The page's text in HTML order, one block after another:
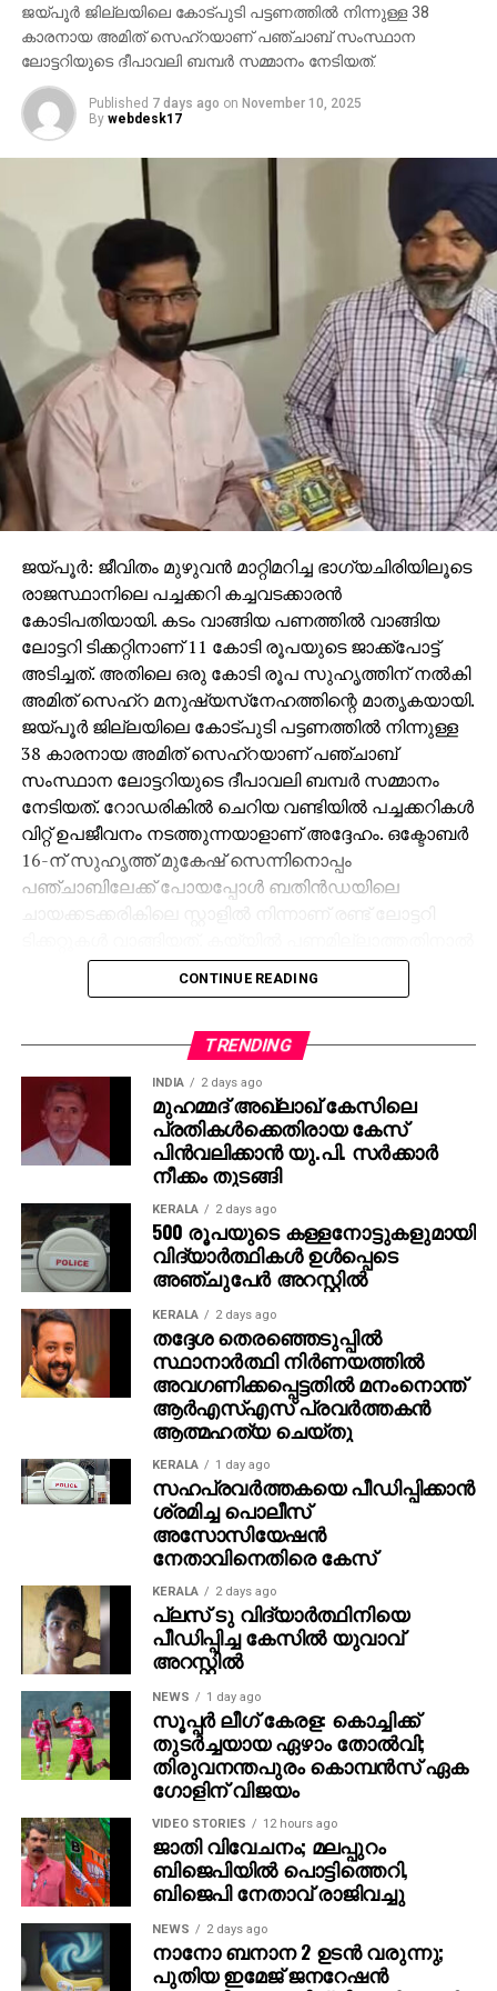
കൂടുതല്‍ ജാഗ്രത പാലിക്കണമെന്നും ഗൂഗിള്‍
വ്യക്തമാക്കി.
ജയ്പൂര്‍ ജില്ലയിലെ കോട്പുടി പട്ടണത്തില്‍ നിന്നുള്ള 38
കാരനായ അമിത് സെഹ്‌റയാണ് പഞ്ചാബ് സംസ്ഥാന
ലോട്ടറിയുടെ ദീപാവലി ബമ്പര്‍ സമ്മാനം നേടിയത്.
Published 7 days ago on November 10, 2025
By webdesk17
ജയ്പൂര്‍: ജീവിതം മുഴുവന്‍ മാറ്റിമറിച്ച ഭാഗ്യചിരിയിലൂടെ
രാജസ്ഥാനിലെ പച്ചക്കറി കച്ചവടക്കാരന്‍
കോടിപതിയായി. കടം വാങ്ങിയ പണത്തില്‍ വാങ്ങിയ
ലോട്ടറി ടിക്കറ്റിനാണ് 11 കോടി രൂപയുടെ ജാക്ക്‌പോട്ട്
അടിച്ചത്. അതിലെ ഒരു കോടി രൂപ സുഹൃത്തിന് നല്‍കി
അമിത് സെഹ്‌റ മനുഷ്യസ്‌നേഹത്തിന്റെ മാതൃകയായി.
ജയ്പൂര്‍ ജില്ലയിലെ കോട്പുടി പട്ടണത്തില്‍ നിന്നുള്ള
38 കാരനായ അമിത് സെഹ്‌റയാണ് പഞ്ചാബ്
സംസ്ഥാന ലോട്ടറിയുടെ ദീപാവലി ബമ്പര്‍ സമ്മാനം
നേടിയത്. റോഡരികില്‍ ചെറിയ വണ്ടിയില്‍ പച്ചക്കറികള്‍
വിറ്റ് ഉപജീവനം നടത്തുന്നയാളാണ് അദ്ദേഹം. ഒക്ടോബര്‍
16-ന് സുഹൃത്ത് മുകേഷ് സെന്നിനൊപ്പം
പഞ്ചാബിലേക്ക് പോയപ്പോള്‍ ബതിന്‍ഡയിലെ
മുകേഷിനോട് 1000 രൂപ കടം വാങ്ങുകയായിരുന്നു.
ഒക്ടോബര്‍ 31ന് രാത്രി 10 മണിക്ക് മുകേഷിന്റെ ഫോണ്‍
അടിച്ചതറിയുന്നത്. രണ്ടാമത്തെ ടിക്കറ്റിനും 1000 രൂപ
സമ്മാനമായി ലഭിച്ചു. ലോട്ടറി അടിച്ച വിവരം
അറിഞ്ഞപ്പോള്‍ ആദ്യം ഓര്‍ത്തത് സുഹൃത്ത്
മുകേഷിനെയായിരുന്നു. അദ്ദേഹത്തിന്റെ രണ്ട്
പെണ്‍മക്കള്‍ക്ക് 50 ലക്ഷം രൂപ വീതം ആകെ ഒരു കോടി
നല്‍കുമെന്ന് അമിത് പറഞ്ഞു. ‘ പഞ്ചാബിലേക്ക്
വരാന്‍പോലും 8,000 രൂപ കടം വാങ്ങിയിരുന്നു. അത്
ഇപ്പോള്‍ തിരിച്ചടക്കും. കോടിപതിയായെങ്കിലും ഞാന്‍
പഴയപോലെ കച്ചവടം തുടരും. ഭാര്യയുടെ ആഗ്രഹം
പോലെ സ്ഥലം വാങ്ങി വീട് പണിയും ‘ എന്നതായിരുന്നു
അമിതിന്റെ പ്രതികരണം. സാധാരണ മനുഷ്യന്റെ
മനോഹരമായ പങ്കുവെക്കലാണ് ഇപ്പോള്‍ സോഷ്യല്‍
മീഡിയയില്‍ ചര്‍ച്ചയായിരിക്കുന്നത്.
CONTINUE READING
TRENDING
INDIA 2 days ago
മുഹമ്മദ് അഖ്‌ലാഖ് കേസിലെ
പ്രതികള്‍ക്കെതിരായ കേസ്
പിന്‍വലിക്കാന്‍ യു.പി. സര്‍ക്കാര്‍
നീക്കം തുടങ്ങി
KERALA 2 days ago
500 രൂപയുടെ കള്ളനോട്ടുകളുമായി
വിദ്യാര്‍ത്ഥികള്‍ ഉള്‍പ്പെടെ
അഞ്ചുപേര്‍ അറസ്റ്റില്‍
KERALA 2 days ago
തദ്ദേശ തെരഞ്ഞെടുപ്പില്‍
സ്ഥാനാര്‍ത്ഥി നിര്‍ണയത്തില്‍
അവഗണിക്കപ്പെട്ടതില്‍ മനംനൊന്ത്
ആര്‍എസ്എസ് പ്രവര്‍ത്തകന്‍
ആത്മഹത്യ ചെയ്തു
KERALA 1 day ago
സഹപ്രവര്‍ത്തകയെ പീഡിപ്പിക്കാന്‍
ശ്രമിച്ച പൊലീസ്
അസോസിയേഷന്‍
നേതാവിനെതിരെ കേസ്
KERALA 2 days ago
പ്ലസ് ടു വിദ്യാര്‍ത്ഥിനിയെ
പീഡിപ്പിച്ച കേസില്‍ യുവാവ്
അറസ്റ്റില്‍
NEWS 1 day ago
സൂപ്പര്‍ ലീഗ് കേരള: കൊച്ചിക്ക്
തുടര്‍ച്ചയായ ഏഴാം തോല്‍വി;
തിരുവനന്തപുരം കൊമ്പന്‍സ് ഏക
ഗോളിന് വിജയം
VIDEO STORIES 12 hours ago
ജാതി വിവേചനം; മലപ്പുറം
ബിജെപിയില്‍ പൊട്ടിത്തെറി,
ബിജെപി നേതാവ് രാജിവച്ചു
NEWS 2 days ago
നാനോ ബനാന 2 ഉടന്‍ വരുന്നു;
പുതിയ ഇമേജ് ജനറേഷന്‍